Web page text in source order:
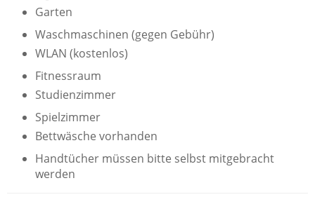
Garten
Waschmaschinen (gegen Gebühr)
WLAN (kostenlos)
Fitnessraum
Studienzimmer
Spielzimmer
Bettwäsche vorhanden
Handtücher müssen bitte selbst mitgebracht
werden